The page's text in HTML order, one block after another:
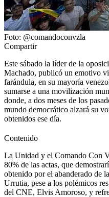
Foto: @comandoconvzla
Compartir
Este sábado la líder de la
Machado, publicó un emotivo
farándula, en su mayoría
sumarse a una movilización
donde, a dos meses de los
mundo democrático alzará su
obtenidos ese día.
Contenido
La Unidad y el Comando Con
80% de las actas, que
obtenido por el abanderado de
Urrutia, pese a los polémicos
del CNE, Elvis Amoroso, y